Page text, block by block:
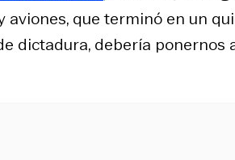
aviones, que terminó en un
dictadura, debería ponernos